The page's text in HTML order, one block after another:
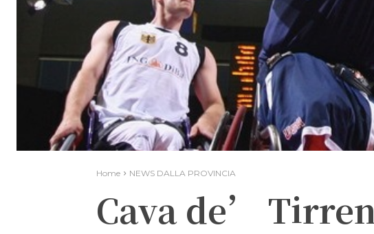
Home NEWS DALLA PROVINCIA
Cava de’